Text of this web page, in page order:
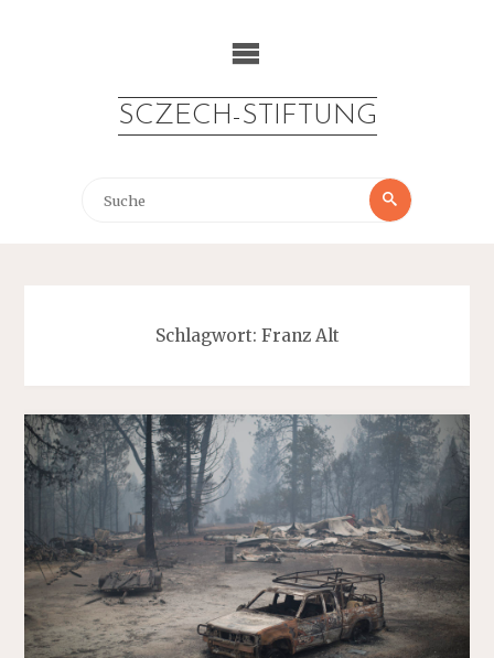
SCZECH-STIFTUNG
Suche
Suche
Schlagwort: Franz Alt